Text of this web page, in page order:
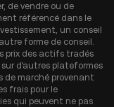
de vendre ou de
référencé dans le
un conseil
forme de conseil.
prix des actifs tradés
d'autres plateformes
de marché provenant
frais pour le
qui peuvent ne pas